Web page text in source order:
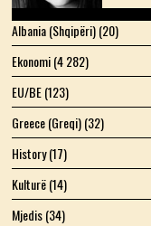
Albania (Shqipëri)(20)
Ekonomi(4 282)
EU/BE(123)
Greece (Greqi)(32)
History(17)
Kulturë(14)
Mjedis(34)